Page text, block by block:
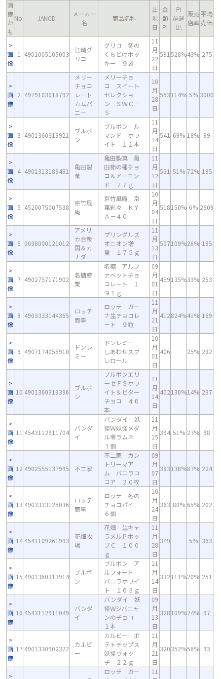
画
像
か
も
No. JANCD
メーカー
名
商品名称
出
現
日
金
額
PI
PI
前週
比
販売
店率
平均
売価
画
像
1 4901005105003
江崎グ
リコ
グリコ 冬の
くちどけポッ
キー ９袋
11
月
22
日
591 528%43% 275
画
像
2 4979103018792
メリー
チョコ
レート
カムパ
ニー
メリーチョ
コ スイート
セレクショ
ン ＳＷＣ－
Ｓ
10
月
28
日
553114% 5% 3000
画
像
3 4901360313921
ブルボ
ン
ブルボン ル
マンド ホワ
イト １１本
11
月
14
日
541 69% 18% 99
画
像
4 4901313189481
亀田製
菓
亀田製菓 亀
田柿の種チョ
コ＆アーモン
ド ７７ｇ
11
月
12
日
531 51% 72% 195
画
像
5 4520075007538
京竹風
庵
京竹風庵 京
菓彩々 ＫＹ
Ａ－４０
10
月
04
日
518150% 6% 2609
画
像
6 0038000121012
アメリ
カ合衆
国＆カ
ナダ
プリングルズ
オニオン増
量 １７５ｇ
11
月
13
日
507109%26% 185
画
像
7 4902757171902
名糖産
業
名糖 アルフ
ァベットチョ
コレート １
９１ｇ
09
月
01
日
459135%33% 253
画
像
8 4903333144365
ロッテ
商事
ロッテ ガー
ナ生チョコレ
ート ９粒
11
月
21
日
412824%41% 169
画
像
9 4907174055910
ドンレ
ミー
ドンレミー
しあわせスフ
レロール
10
月
01
日
406 25% 282
画
像
10 4901360313396
ブルボ
ン
ブルボンエリ
ーゼＦＳホワ
イト＆ビター
チョコ ４６
本
11
月
14
日
402130%14% 237
画
像
11 4543112911704
バンダ
イ
バンダイ 妖
怪Ｗ妖怪メダ
ル零ラムネ
１個
11
月
15
日
394 51% 27% 98
画
像
12 4902555137995 不二家
不二家 カン
トリーマア
ム バニラコ
コア ２０枚
09
月
07
日
383138%87% 224
画
像
13 4903333125036
ロッテ
商事
ロッテ 冬の
チョコパイ
６個
10
月
24
日
363 80% 65% 202
画
像
14 4541109261993
花畑牧
場
花畑 生キャ
ラメルＰポッ
プＣ １００
ｇ
11
月
28
日
349 5% 363
画
像
15 4901360313914
ブルボ
ン
ブルボン ア
ルフォート
バニラホワイ
ト １６３ｇ
11
月
14
日
332111%20% 251
画
像
16 4543112911049
バンダ
イ
バンダイ 妖
怪Ｗジバニャ
ンのチョコ
１本
09
月
13
日
328109%24% 97
画
像
17 4901330902322
カルビ
ー
カルビー ポ
テトチップス
妖怪ウォッ
チ ２２ｇ
11
月
21
日
320352%56% 93
ロッテ ガー
11